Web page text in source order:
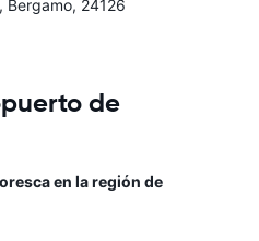
Bergamo, 24126
de
en la región de